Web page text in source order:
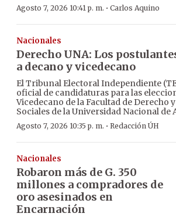
Agosto 7, 2026 10:41 p. m. · Carlos Aquino
Nacionales
Derecho UNA: Los
a decano y vicedecano
El Tribunal Electoral Independiente
oficial de candidaturas para las
Vicedecano de la Facultad de Derecho
Sociales de la Universidad Nacional de
Agosto 7, 2026 10:35 p. m. · Redacción ÚH
Nacionales
Robaron más de G. 350
millones a compradores de
oro asesinados en
Encarnación